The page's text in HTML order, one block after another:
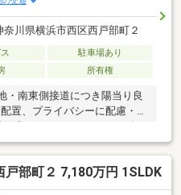
奈川県横浜市西区西戸部町２
駐車場あり
所有権
・南東側接道につき陽当り良
置、プライバシーに配慮・全
式キッチン、パントリー有・
的に活用可・玄関上部は吹抜
なとみらいの花火や富士山が
スペース有(車種による)▼設
サイズ、浴室TV付・防火ド
部町２ 7,180万円 1SLDK